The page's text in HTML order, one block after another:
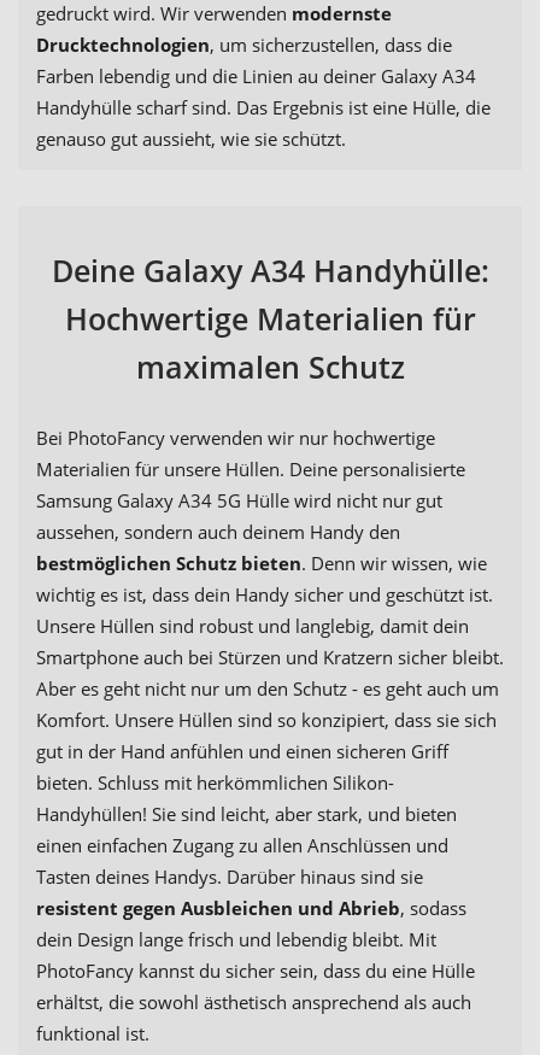
gedruckt wird. Wir verwenden modernste
Drucktechnologien, um sicherzustellen, dass die
Farben lebendig und die Linien au deiner Galaxy A34
Handyhülle scharf sind. Das Ergebnis ist eine Hülle, die
genauso gut aussieht, wie sie schützt.
Deine Galaxy A34 Handyhülle:
Hochwertige Materialien für
maximalen Schutz
Bei PhotoFancy verwenden wir nur hochwertige
Materialien für unsere Hüllen. Deine personalisierte
Samsung Galaxy A34 5G Hülle wird nicht nur gut
aussehen, sondern auch deinem Handy den
bestmöglichen Schutz bieten. Denn wir wissen, wie
wichtig es ist, dass dein Handy sicher und geschützt ist.
Unsere Hüllen sind robust und langlebig, damit dein
Smartphone auch bei Stürzen und Kratzern sicher bleibt.
Aber es geht nicht nur um den Schutz - es geht auch um
Komfort. Unsere Hüllen sind so konzipiert, dass sie sich
gut in der Hand anfühlen und einen sicheren Griff
bieten. Schluss mit herkömmlichen Silikon-
Handyhüllen! Sie sind leicht, aber stark, und bieten
einen einfachen Zugang zu allen Anschlüssen und
Tasten deines Handys. Darüber hinaus sind sie
resistent gegen Ausbleichen und Abrieb, sodass
dein Design lange frisch und lebendig bleibt. Mit
PhotoFancy kannst du sicher sein, dass du eine Hülle
erhältst, die sowohl ästhetisch ansprechend als auch
funktional ist.